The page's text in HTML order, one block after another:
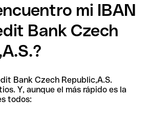
mi IBAN
Bank Czech
Bank Czech Republic,A.S.
Y, aunque el más rápido es la
todos: